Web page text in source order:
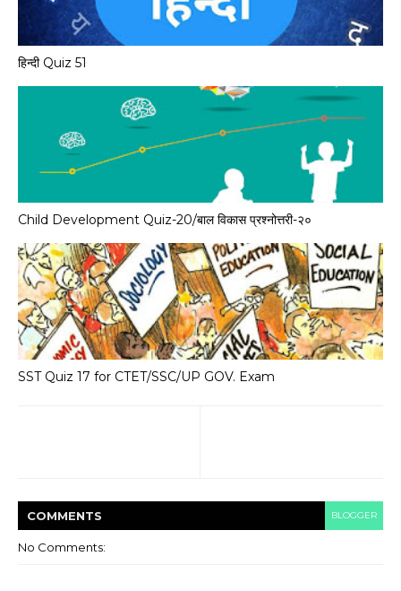
हिन्दी Quiz 51
Child Development Quiz-20/बाल विकास प्रश्नोत्तरी-२०
SST Quiz 17 for CTET/SSC/UP GOV. Exam
COMMENTS BLOGGER
No Comments: